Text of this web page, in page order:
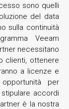
sono quelli
del data
sulla continuità
Veeam
necessitano
clienti, ottenere
a licenze e
per
accordi
è la nostra